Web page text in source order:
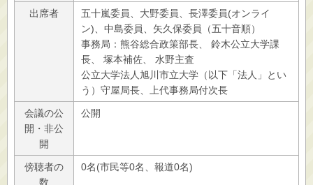
出席者
五十嵐委員、大野委員、長澤委員(オンライ
ン)、中島委員、矢久保委員（五十音順）
事務局：熊谷総合政策部長、 鈴木公立大学課
長、 塚本補佐、 水野主査
公立大学法人旭川市立大学（以下「法人」とい
う）守屋局長、上代事務局付次長
会議の公
開・非公
開
公開
傍聴者の
数
0名(市民等0名、報道0名)